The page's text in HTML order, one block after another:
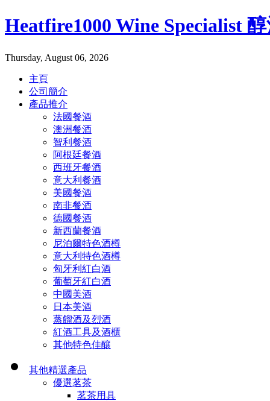
Heatfire1000 Wine Specialist
Thursday, August 06, 2026
主頁
公司簡介
產品推介
法國餐酒
澳洲餐酒
智利餐酒
阿根廷餐酒
西班牙餐酒
意大利餐酒
美國餐酒
南非餐酒
德國餐酒
新西蘭餐酒
尼泊爾特色酒樽
意大利特色酒樽
匈牙利紅白酒
葡萄牙紅白酒
中國美酒
日本美酒
蒸餾酒及烈酒
紅酒工具及酒櫃
其他特色佳釀
其他精選產品
優選茗茶
茗茶用具